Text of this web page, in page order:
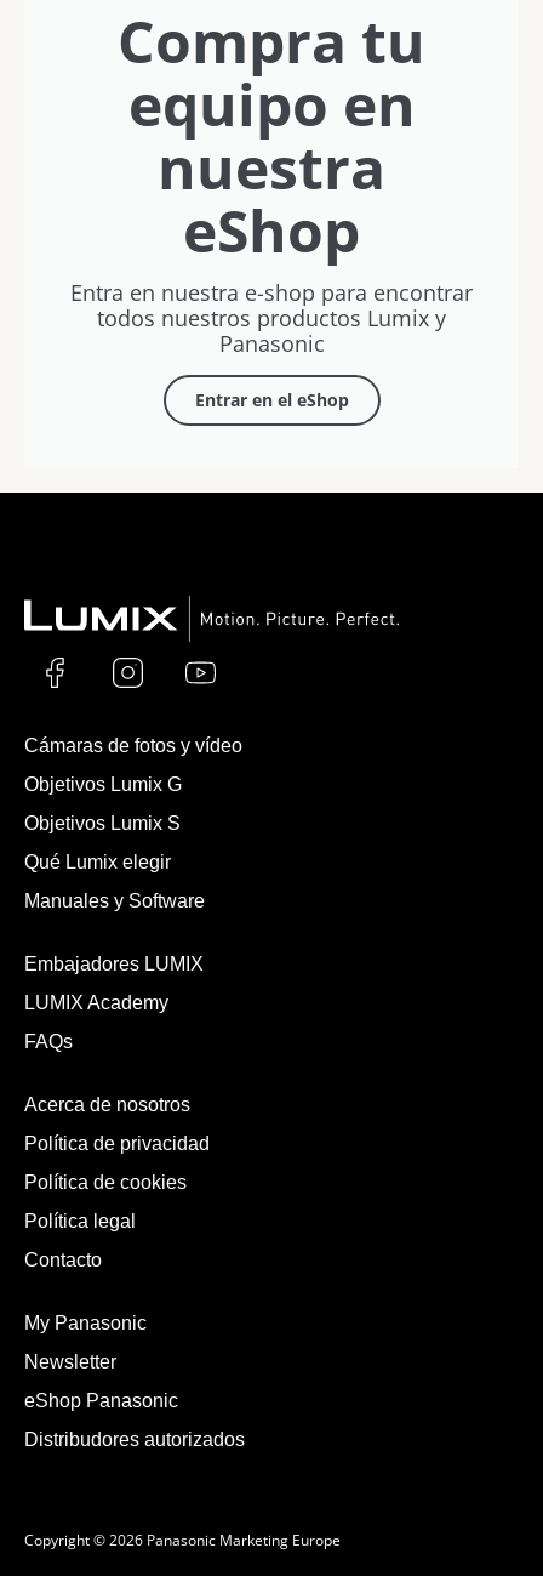
Compra tu
equipo en
nuestra
eShop
Entra en nuestra e-shop para encontrar
todos nuestros productos Lumix y
Panasonic
Entrar en el eShop
Cámaras de fotos y vídeo
Objetivos Lumix G
Objetivos Lumix S
Qué Lumix elegir
Manuales y Software
Embajadores LUMIX
LUMIX Academy
FAQs
Acerca de nosotros
Política de privacidad
Política de cookies
Política legal
Contacto
My Panasonic
Newsletter
eShop Panasonic
Distribudores autorizados
Copyright © 2026 Panasonic Marketing Europe